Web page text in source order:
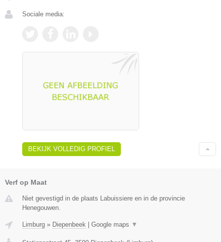
Sociale media:
BEKIJK VOLLEDIG PROFIEL
Verf op Maat
Niet gevestigd in de plaats Labuissiere en in de provincie
Henegouwen.
Limburg » Diepenbeek | Google maps ▼